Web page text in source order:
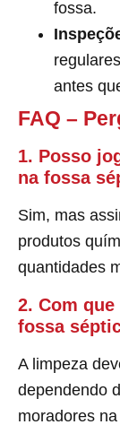
fossa.
antes
FAQ –
1. Posso
na fossa
Sim, mas
produtos
quantidades
2. Com
fossa
A limpeza
dependendo
moradores